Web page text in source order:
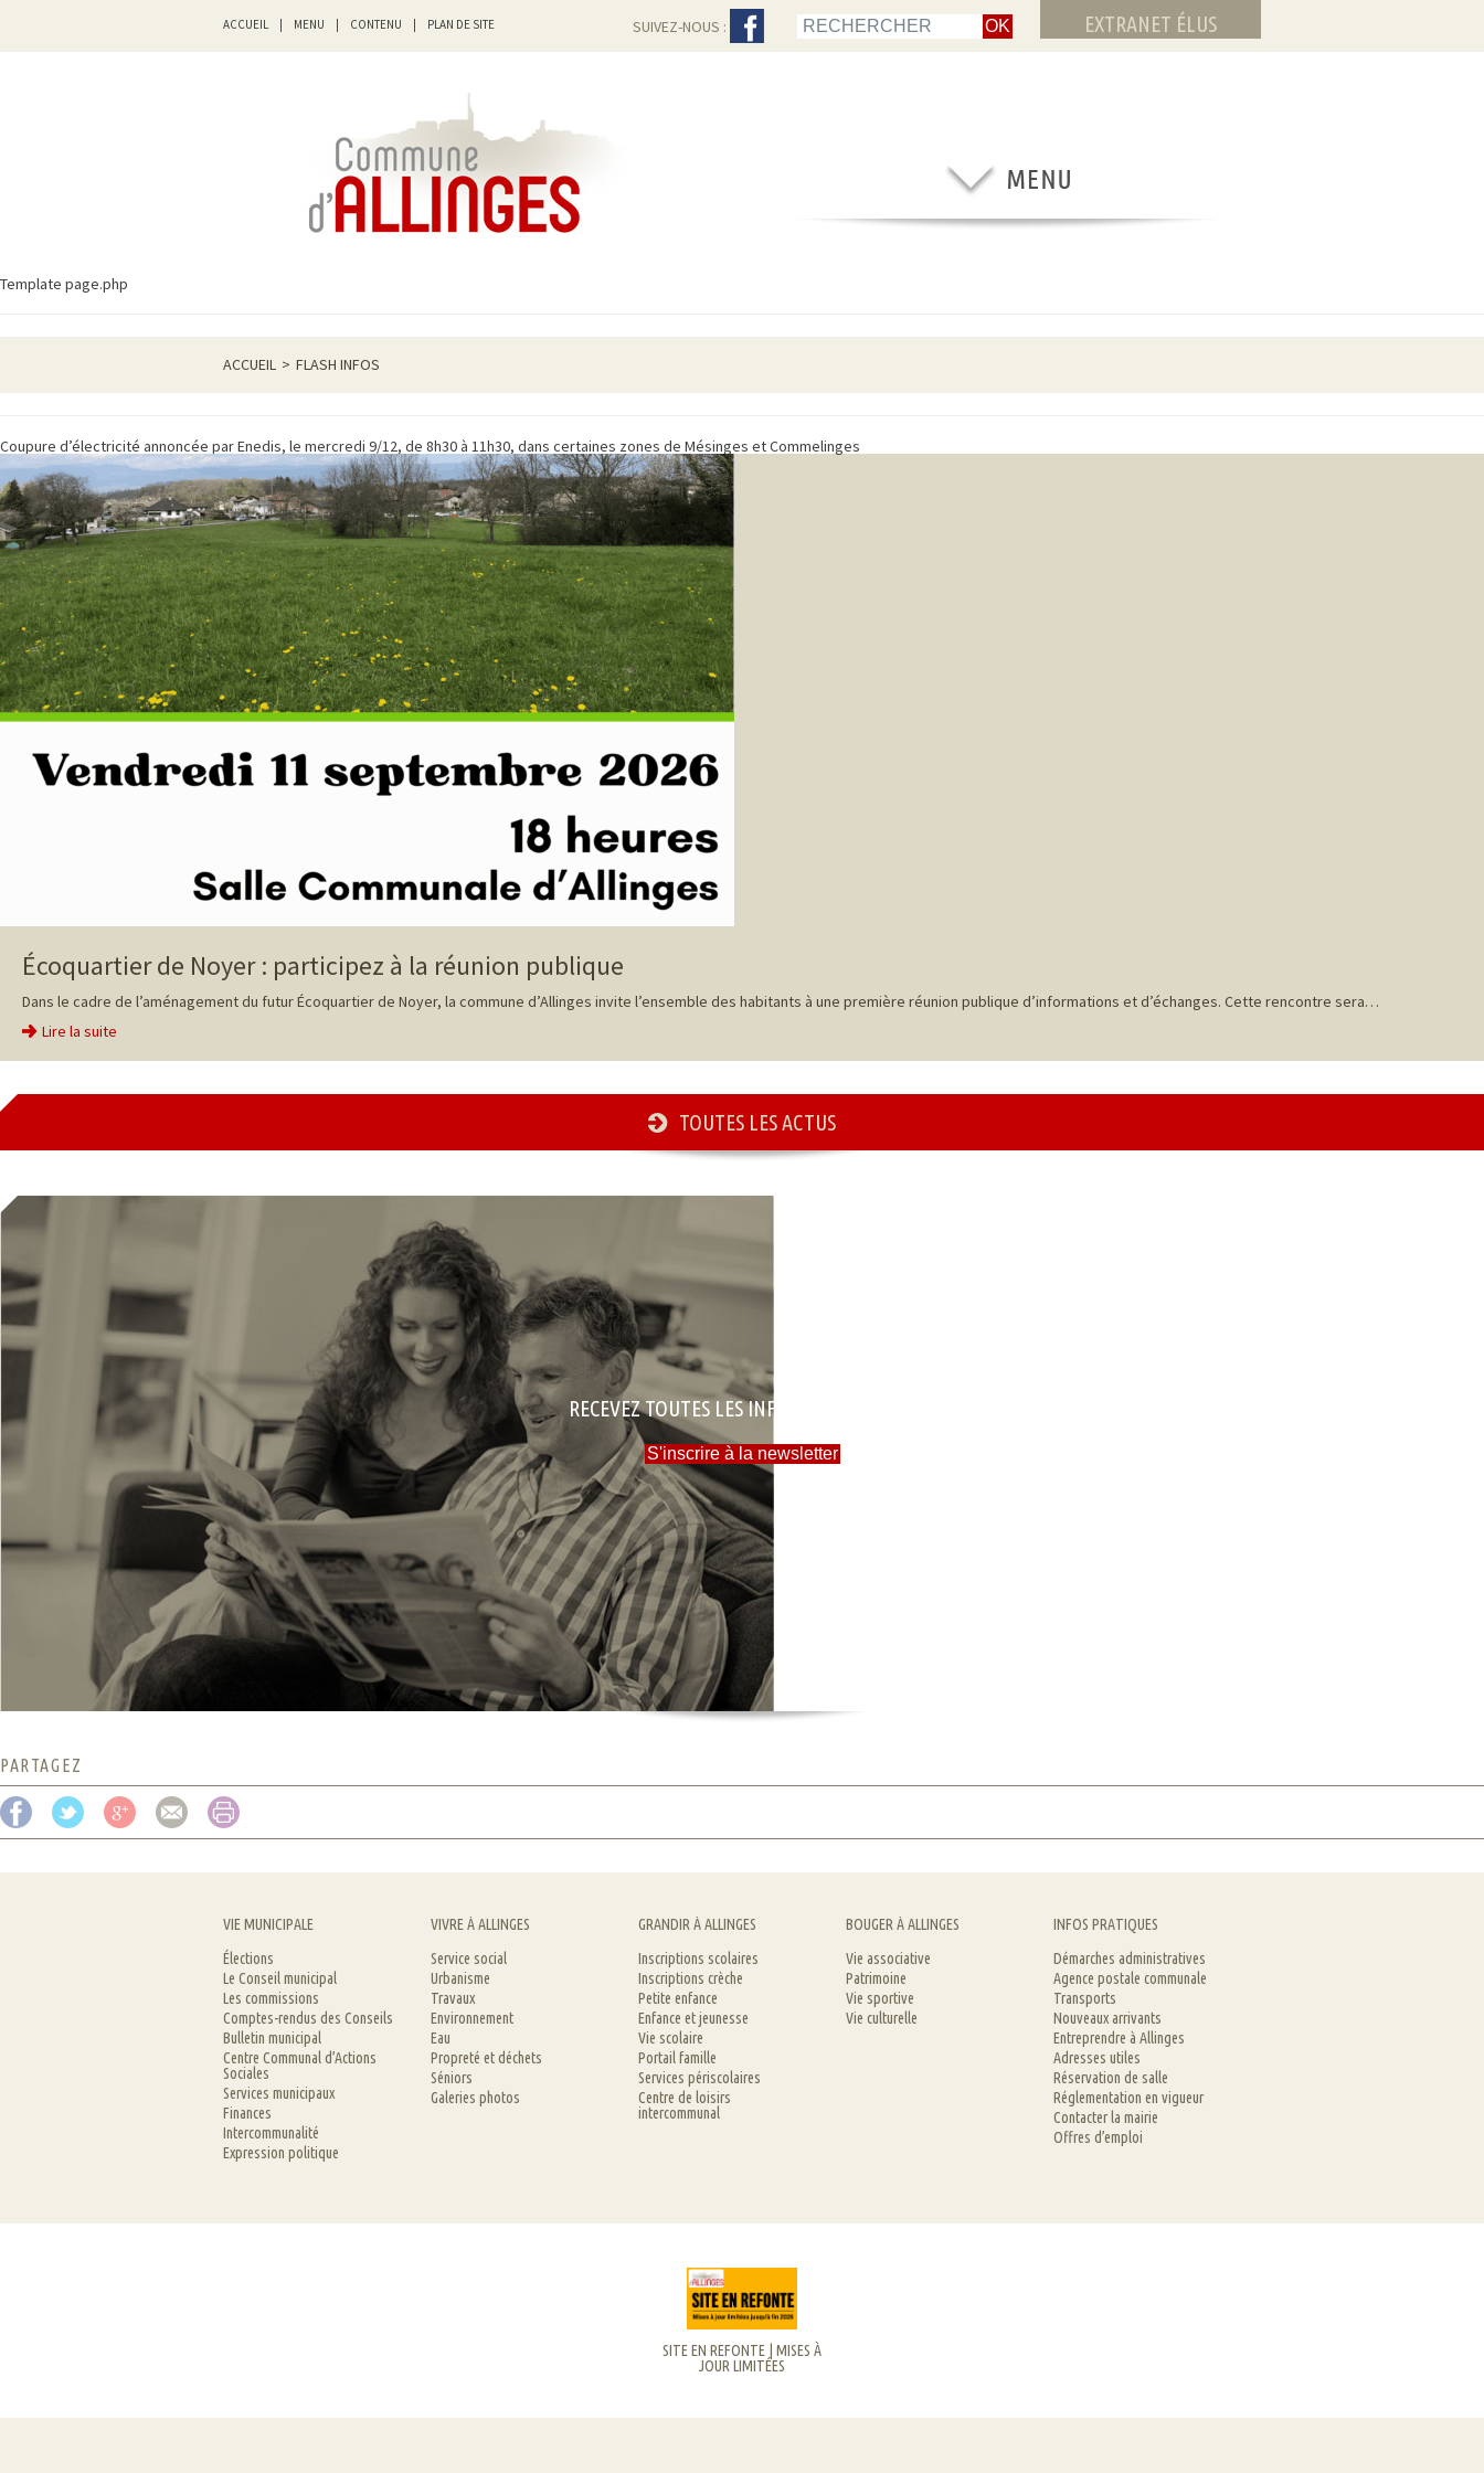
ACCUEIL MENU CONTENU PLAN DE SITE EXTRANET ÉLUS
SUIVEZ-NOUS :
Template page.php
ACCUEIL > FLASH INFOS
Coupure d’électricité annoncée par Enedis, le mercredi 9/12, de 8h30 à 11h30, dans certaines zones de Mésinges et Commelinges
Écoquartier de Noyer : participez à la réunion publique
Dans le cadre de l’aménagement du futur Écoquartier de Noyer, la commune d’Allinges invite l’ensemble des habitants à une première réunion publique d’informations et d’échanges. Cette rencontre sera…
Lire la suite
TOUTES LES ACTUS
RECEVEZ TOUTES LES INFOS DE LA MAIRIE
S'inscrire à la newsletter
PARTAGEZ
VIE MUNICIPALE
Élections
Le Conseil municipal
Les commissions
Comptes-rendus des Conseils
Bulletin municipal
Centre Communal d’Actions
Sociales
Services municipaux
Finances
Intercommunalité
Expression politique
VIVRE À ALLINGES
Service social
Urbanisme
Travaux
Environnement
Eau
Propreté et déchets
Séniors
Galeries photos
GRANDIR À ALLINGES
Inscriptions scolaires
Inscriptions crèche
Petite enfance
Enfance et jeunesse
Vie scolaire
Portail famille
Services périscolaires
Centre de loisirs
intercommunal
BOUGER À ALLINGES
Vie associative
Patrimoine
Vie sportive
Vie culturelle
INFOS PRATIQUES
Démarches administratives
Agence postale communale
Transports
Nouveaux arrivants
Entreprendre à Allinges
Adresses utiles
Réservation de salle
Réglementation en vigueur
Contacter la mairie
Offres d’emploi
SITE EN REFONTE | MISES À
JOUR LIMITÉES